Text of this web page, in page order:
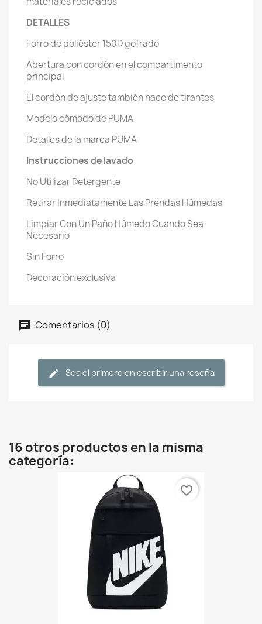
DETALLES
Forro de poliéster 150D gofrado
Abertura con cordón en el compartimento
principal
El cordón de ajuste también hace de tirantes
Modelo cómodo de PUMA
Detalles de la marca PUMA
Instrucciones de lavado
No Utilizar Detergente
Retirar Inmediatamente Las Prendas Húmedas
Limpiar Con Un Paño Húmedo Cuando Sea
Necesario
Sin Forro
Decoración exclusiva
Comentarios (0)
Sea el primero en escribir una reseña
16 otros productos en la misma
categoría:
favorite_border